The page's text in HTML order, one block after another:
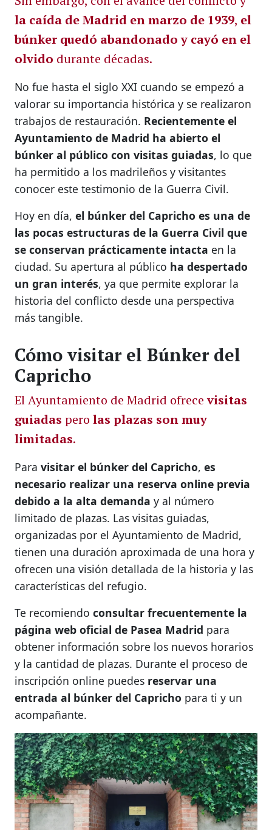
la caída de Madrid en marzo de 1939, el
búnker quedó abandonado y cayó en el
olvido durante décadas.
No fue hasta el siglo XXI cuando se empezó a
valorar su importancia histórica y se realizaron
trabajos de restauración. Recientemente el
Ayuntamiento de Madrid ha abierto el
búnker al público con visitas guiadas, lo que
ha permitido a los madrileños y visitantes
conocer este testimonio de la Guerra Civil.
Hoy en día, el búnker del Capricho es una de
las pocas estructuras de la Guerra Civil que
se conservan prácticamente intacta en la
ciudad. Su apertura al público ha despertado
un gran interés, ya que permite explorar la
historia del conflicto desde una perspectiva
más tangible.
Cómo visitar el Búnker del
Capricho
El Ayuntamiento de Madrid ofrecevisitas
guiadas pero las plazas son muy
limitadas.
Para visitar el búnker del Capricho, es
necesario realizar una reserva online previa
debido a la alta demanda y al número
limitado de plazas. Las visitas guiadas,
organizadas por el Ayuntamiento de Madrid,
tienen una duración aproximada de una hora y
ofrecen una visión detallada de la historia y las
características del refugio.
Te recomiendo consultar frecuentemente la
página web oficial de Pasea Madrid para
obtener información sobre los nuevos horarios
y la cantidad de plazas. Durante el proceso de
inscripción online puedes reservar una
entrada al búnker del Capricho para ti y un
acompañante.